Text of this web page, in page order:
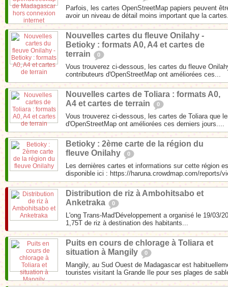
Parfois, les cartes OpenStreetMap papiers peuvent
avoir un niveau de détail moins important que la
Nouvelles cartes du fleuve Onilahy -
Betioky : formats A0, A4 et cartes de
terrain
0
Vous trouverez ci-dessous, les cartes du fleuve
contributeurs d'OpenStreetMap ont améliorées ces...
Nouvelles cartes de Toliara : formats A0,
A4 et cartes de terrain
0
Vous trouverez ci-dessous, les cartes de Toliara que
d'OpenStreetMap ont améliorées ces derniers jours....
Betioky : 2ème carte de la région du
fleuve Onilahy
0
Les dernières cartes et informations sur cette région
disponible ici : https://haruna.crowdmap.com/reports/
Distribution de riz à Ambohitsabo et
Anketraka
0
L'ong Trans-Mad'Développement a organisé le 19/03/
1,75T de riz à destination des habitants...
Puits en cours de chlorage à Toliara et
situation à Mangily
0
Mangily, au Sud Ouest de Madagascar est
touristes visitant la Grande Ile pour ses plages de